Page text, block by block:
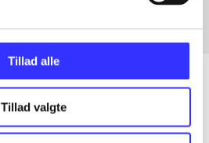
Tillad alle
Tillad valgte